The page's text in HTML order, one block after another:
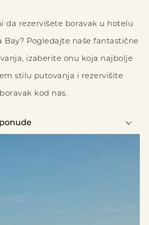
da rezervišete boravak u hotelu
Bay? Pogledajte naše fantastične
izaberite onu koja najbolje
stilu putovanja i rezervišite
boravak kod nas.